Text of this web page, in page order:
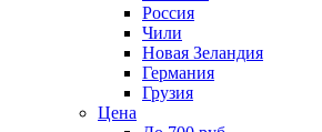
Россия
Чили
Новая Зеландия
Германия
Грузия
Цена